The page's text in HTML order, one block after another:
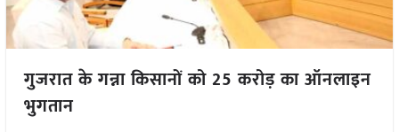
गुजरात के गन्ना किसानों को 25 करोड़ का ऑनलाइन
भुगतान